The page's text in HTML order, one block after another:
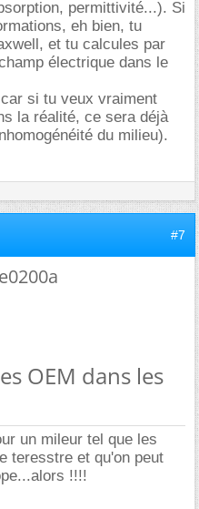
permittivité...). Si
eh bien, tu
et tu calcules par
électrique dans le
si tu veux vraiment
la réalité, ce sera déjà
du milieu).
#7
OEM dans les
un mileur tel que les
teresstre et qu'on peut
!!!!